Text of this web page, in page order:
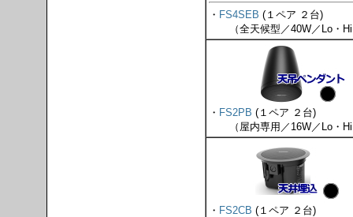
・ FS4SEB (１ペア ２台)
（全天候型／40W／Lo・
・ FS2PB (１ペア ２台)
（屋内専用／16W／Lo・
・ FS2CB (１ペア ２台)